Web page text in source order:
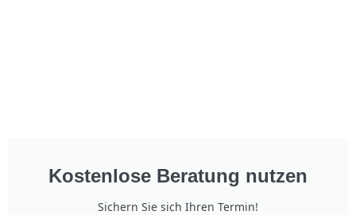
Kostenlose Beratung nutzen
Sichern Sie sich Ihren Termin!